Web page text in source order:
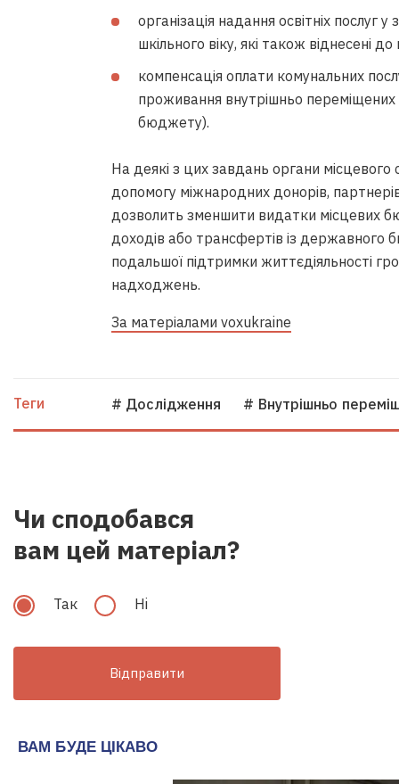
організація надання освітніх послуг
шкільного віку, які також віднесені
компенсація оплати комунальних
проживання внутрішньо
бюджету).
На деякі з цих завдань органи
допомогу міжнародних донорів,
дозволить зменшити видатки місцевих
доходів або трансфертів із державного
подальшої підтримки життєдіяльності
надходжень.
За матеріалами voxukraine
Теги # Дослідження # Внутрішньо
Чи сподобався
вам цей матеріал?
Так Hi
Відправити